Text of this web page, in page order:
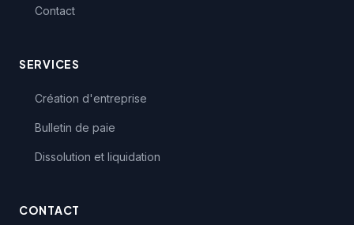
Contact
SERVICES
Création d'entreprise
Bulletin de paie
Dissolution et liquidation
CONTACT